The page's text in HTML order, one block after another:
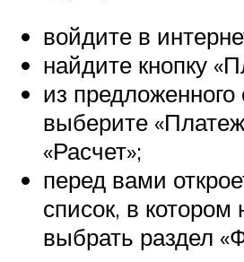
войдите в
найдите кнопку
из предложенного
выберите
«Расчет»;
перед вами
список, в котором
выбрать раздел